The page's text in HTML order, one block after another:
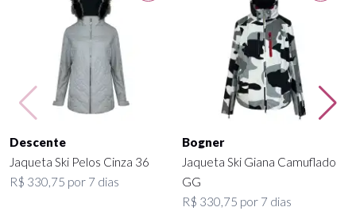
Descente
Jaqueta Ski Pelos Cinza 36
R$ 330,75 por 7 dias
Bogner
Jaqueta Ski Giana Camuflado
GG
R$ 330,75 por 7 dias